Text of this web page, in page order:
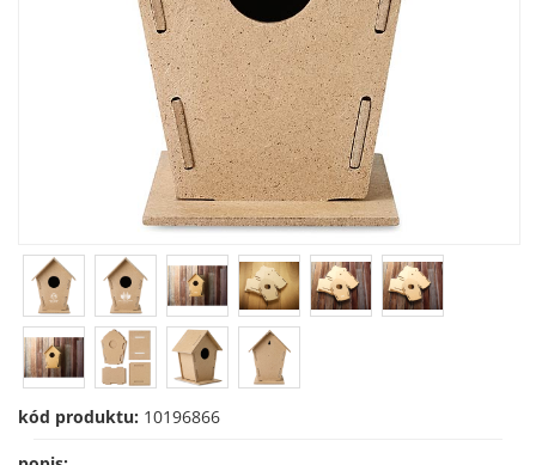
kód produktu: 10196866